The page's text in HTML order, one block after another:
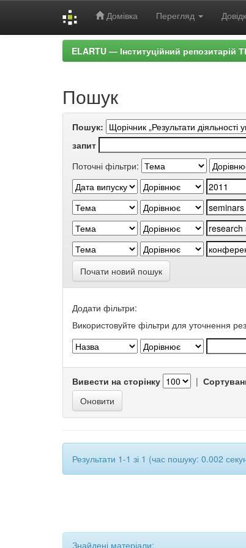
Домівка Перегляд
ELARTU — Інституційний репозитарій
Пошук
Пошук:
запит
Поточні фільтри:
Почати новий пошук
Додати фільтри:
Використовуйте фільтри для уточнення
Вивести на сторінку |
Результати 1-1 зі 1 (час пошуку: 0.002
Знайдені матеріали: